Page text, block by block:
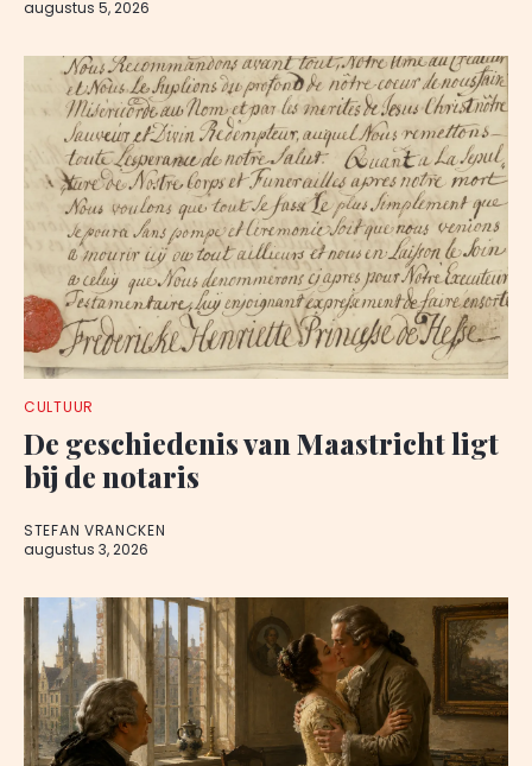
augustus 5, 2026
CULTUUR
De geschiedenis van Maastricht ligt
bij de notaris
STEFAN VRANCKEN
augustus 3, 2026